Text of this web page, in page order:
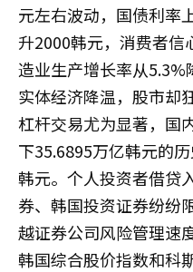
元左右波动，国债利率
升2000韩元，消费者信
造业生产增长率从5.3%
实体经济降温，股市却
杠杆交易尤为显著，国
下35.6895万亿韩元的
韩元。个人投资者借贷
券、韩国投资证券纷纷
越证券公司风险管理速度
韩国综合股价指数和科